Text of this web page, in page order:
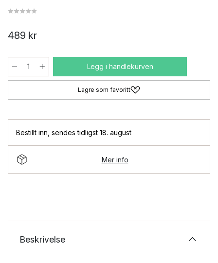
489 kr
Legg i handlekurven
Lagre som favoritt
Bestillt inn sendes tidligst 18. august
Mer info
Beskrivelse